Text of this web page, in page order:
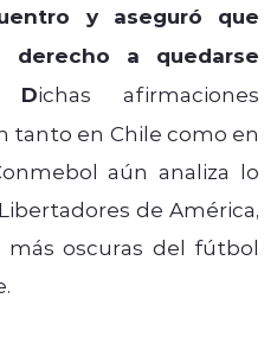
y aseguró que
derecho a quedarse
Dichas afirmaciones
tanto en Chile como en
aún analiza lo
de América,
oscuras del fútbol